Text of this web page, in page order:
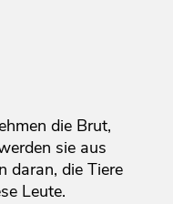
die Brut,
sie aus
daran, die Tiere
Leute.